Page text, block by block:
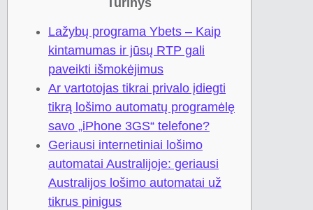
Turinys
Lažybų programa Ybets – Kaip
kintamumas ir jūsų RTP gali
paveikti išmokėjimus
Ar vartotojas tikrai privalo įdiegti
tikrą lošimo automatų programėlę
savo „iPhone 3GS“ telefone?
Geriausi internetiniai lošimo
automatai Australijoje: geriausi
Australijos lošimo automatai už
tikrus pinigus